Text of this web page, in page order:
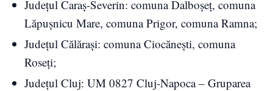
Județul Caraș-Severin: comuna Dalboșeț, comuna
Lăpușnicu Mare, comuna Prigor, comuna Ramna;
Județul Călărași: comuna Ciocănești, comuna
Roseți;
Județul Cluj: UM 0827 Cluj-Napoca – Gruparea